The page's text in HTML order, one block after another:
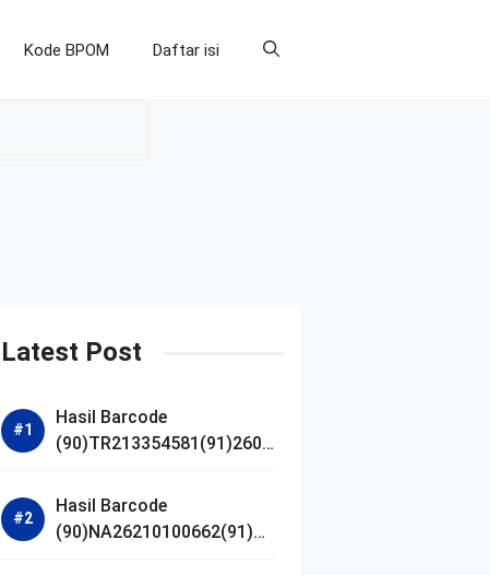
Kode BPOM Daftar isi
Latest Post
Hasil Barcode
(90)TR213354581(91)2607
Hasil Barcode
(90)NA26210100662(91)24